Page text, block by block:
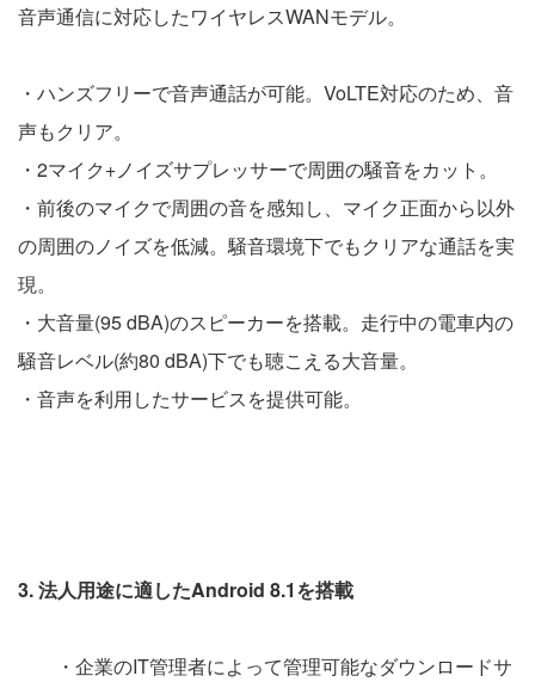
音声通信に対応したワイヤレスWANモデル。
・ハンズフリーで音声通話が可能。VoLTE対応のため、音
声もクリア。
・2マイク+ノイズサプレッサーで周囲の騒音をカット。
・前後のマイクで周囲の音を感知し、マイク正面から以外
の周囲のノイズを低減。騒音環境下でもクリアな通話を実
現。
・大音量(95 dBA)のスピーカーを搭載。走行中の電車内の
騒音レベル(約80 dBA)下でも聴こえる大音量。
・音声を利用したサービスを提供可能。
3. 法人用途に適したAndroid 8.1を搭載
・企業のIT管理者によって管理可能なダウンロードサ